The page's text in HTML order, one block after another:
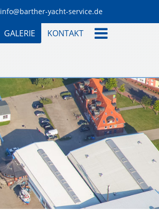
info@barther-yacht-service.de
GALERIE KONTAKT